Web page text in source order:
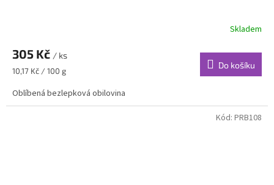
Skladem
305 Kč / ks
Měrná
10,17 Kč / 100 g
Do košíku
Oblíbená bezlepková obilovina
Kód: PRB108